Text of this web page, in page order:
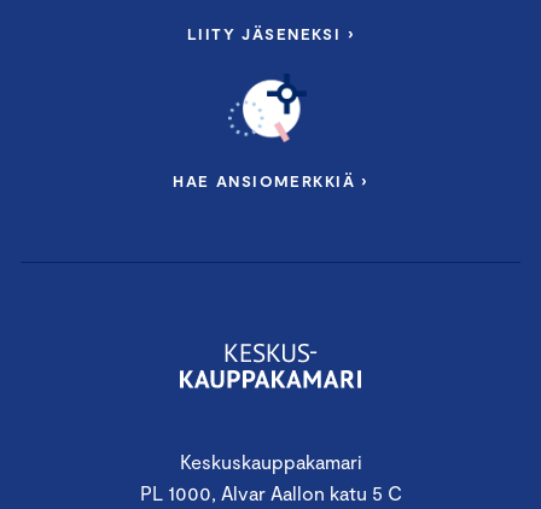
Keskuskauppakamari
PL 1000, Alvar Aallon katu 5 C
LIITY JÄSENEKSI ›
HAE ANSIOMERKKIÄ ›